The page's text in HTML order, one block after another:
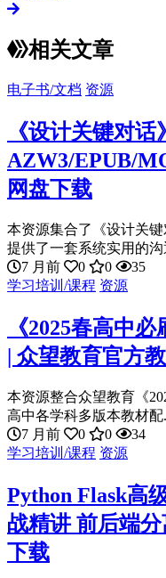
相关文章
电子书/文档 资源
《设计关键对
AZW3/EPUB/
网盘下载
本资源集合了《设计关
提供了一套系统实用的沟
7 月前
0 0
35
学习培训/课程 资源
《2025春高中
| 众望教育官方
本资源整合众望教育《
高中各学科多版本教材配
7 月前
0 0
34
学习培训/课程 资源
Python Flask高
战精讲 前后端
下载